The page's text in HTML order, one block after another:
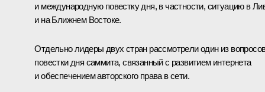
и международную повестку дня, в частности, ситуацию в
и на Ближнем Востоке.
Отдельно лидеры двух стран рассмотрели один из
повестки дня саммита, связанный с развитием интернета
и обеспечением авторского права в сети.